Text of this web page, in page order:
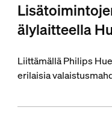
älylaitteella
Liittämällä Philips
erilaisia